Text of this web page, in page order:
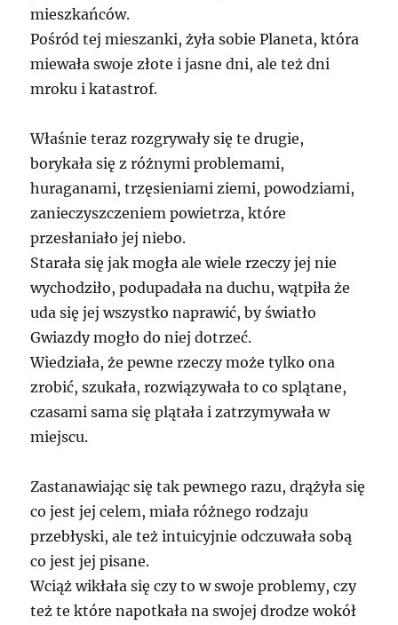
mieszkańców.
Pośród tej mieszanki, żyła sobie Planeta, która
miewała swoje złote i jasne dni, ale też dni
mroku i katastrof.
Właśnie teraz rozgrywały się te drugie,
borykała się z różnymi problemami,
huraganami, trzęsieniami ziemi, powodziami,
zanieczyszczeniem powietrza, które
przesłaniało jej niebo.
Starała się jak mogła ale wiele rzeczy jej nie
wychodziło, podupadała na duchu, wątpiła że
uda się jej wszystko naprawić, by światło
Gwiazdy mogło do niej dotrzeć.
Wiedziała, że pewne rzeczy może tylko ona
zrobić, szukała, rozwiązywała to co splątane,
czasami sama się plątała i zatrzymywała w
miejscu.
Zastanawiając się tak pewnego razu, drążyła się
co jest jej celem, miała różnego rodzaju
przebłyski, ale też intuicyjnie odczuwała sobą
co jest jej pisane.
Wciąż wikłała się czy to w swoje problemy, czy
też te które napotkała na swojej drodze wokół